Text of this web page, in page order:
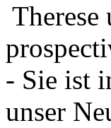
- Sie ist
unser